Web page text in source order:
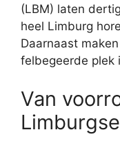
(LBM) laten
heel Limburg
Daarnaast
felbegeerde plek
Van